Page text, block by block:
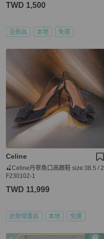
TWD 1,500
全新品 本地 免運
Celine
🍒Celine丹寧魚口高跟鞋 size:38.5 / 2
F230102-1
TWD 11,999
近新閒置品 本地 免運